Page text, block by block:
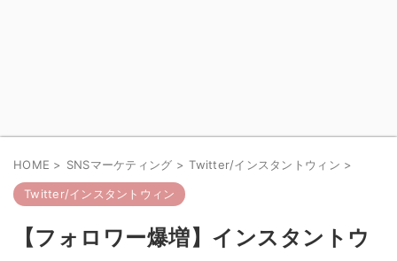
HOME > SNSマーケティング > Twitter/インスタントウィン >
Twitter/インスタントウィン
【フォロワー爆増】インスタントウ